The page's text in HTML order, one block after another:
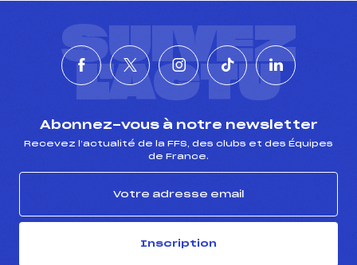
SUIVEZ
L'ACTU
Abonnez-vous à notre newsletter
Recevez l’actualité de la FFS, des clubs et des Équipes
de France.
Inscription